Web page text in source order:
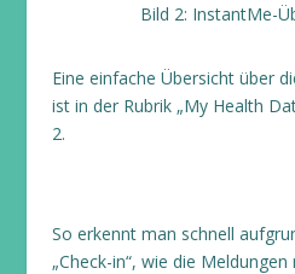
Bild 2: InstantMe-
Eine einfache Übersicht über
ist in der Rubrik „My Health
2.
So erkennt man schnell
„Check-in“, wie die